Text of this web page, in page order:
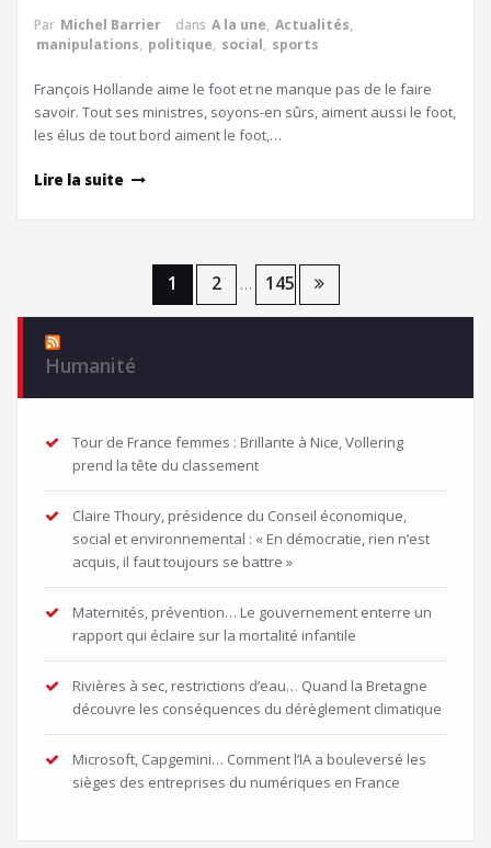
Par Michel Barrier dans A la une, Actualités,
manipulations, politique, social, sports
François Hollande aime le foot et ne manque pas de le faire
savoir. Tout ses ministres, soyons-en sûrs, aiment aussi le foot,
les élus de tout bord aiment le foot,…
Lire la suite
des
publications
1 2 … 145
Humanité
Tour de France femmes : Brillante à Nice, Vollering
prend la tête du classement
Claire Thoury, présidence du Conseil économique,
social et environnemental : « En démocratie, rien n’est
acquis, il faut toujours se battre »
Maternités, prévention… Le gouvernement enterre un
rapport qui éclaire sur la mortalité infantile
Rivières à sec, restrictions d’eau… Quand la Bretagne
découvre les conséquences du dérèglement climatique
Microsoft, Capgemini… Comment l’IA a bouleversé les
sièges des entreprises du numériques en France